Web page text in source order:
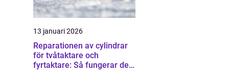
13 januari 2026
Reparationen av cylindrar
för tvåtaktare och
fyrtaktare: Så fungerar det i